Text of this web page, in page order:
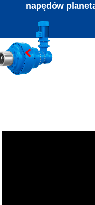
napędów